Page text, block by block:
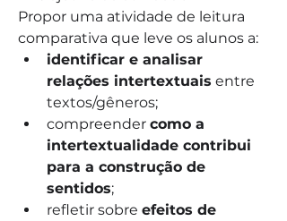
Propor uma atividade de leitura
comparativa que leve os alunos a:
identificar e analisar
relações intertextuais entre
textos/gêneros;
compreender como a
intertextualidade contribui
para a construção de
sentidos;
refletir sobre efeitos de